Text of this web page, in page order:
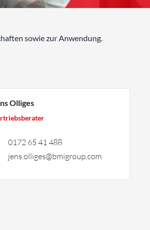
sowie zur Anwendung.
Olliges
0172 65 41 488
jens.olliges@bmigroup.com